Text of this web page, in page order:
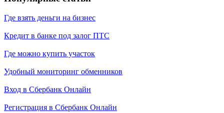
Где взять деньги на бизнес
Кредит в банке под залог ПТС
Где можно купить участок
Удобный мониторинг обменников
Вход в Сбербанк Онлайн
Регистрация в Сбербанк Онлайн